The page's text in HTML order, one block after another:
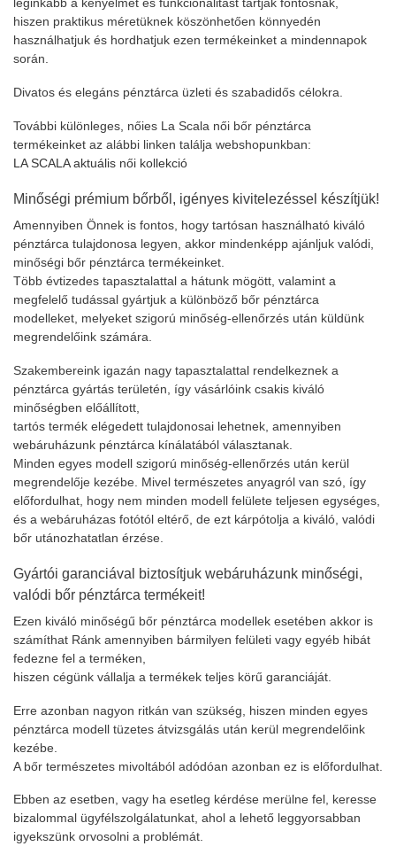
leginkább a kényelmet és funkcionalitást tartják fontosnak,
hiszen praktikus méretüknek köszönhetően könnyedén
használhatjuk és hordhatjuk ezen termékeinket a mindennapok
során.
Divatos és elegáns pénztárca üzleti és szabadidős célokra.
További különleges, nőies La Scala női bőr pénztárca
termékeinket az alábbi linken találja webshopunkban:
LA SCALA aktuális női kollekció
Minőségi prémium bőrből, igényes kivitelezéssel készítjük!
Amennyiben Önnek is fontos, hogy tartósan használható kiváló
pénztárca tulajdonosa legyen, akkor mindenképp ajánljuk valódi,
minőségi bőr pénztárca termékeinket.
Több évtizedes tapasztalattal a hátunk mögött, valamint a
megfelelő tudással gyártjuk a különböző bőr pénztárca
modelleket, melyeket szigorú minőség-ellenőrzés után küldünk
megrendelőink számára.
Szakembereink igazán nagy tapasztalattal rendelkeznek a
pénztárca gyártás területén, így vásárlóink csakis kiváló
minőségben előállított,
tartós termék elégedett tulajdonosai lehetnek, amennyiben
webáruházunk pénztárca kínálatából választanak.
Minden egyes modell szigorú minőség-ellenőrzés után kerül
megrendelője kezébe. Mivel természetes anyagról van szó, így
előfordulhat, hogy nem minden modell felülete teljesen egységes,
és a webáruházas fotótól eltérő, de ezt kárpótolja a kiváló, valódi
bőr utánozhatatlan érzése.
Gyártói garanciával biztosítjuk webáruházunk minőségi,
valódi bőr pénztárca termékeit!
Ezen kiváló minőségű bőr pénztárca modellek esetében akkor is
számíthat Ránk amennyiben bármilyen felületi vagy egyéb hibát
fedezne fel a terméken,
hiszen cégünk vállalja a termékek teljes körű garanciáját.
Erre azonban nagyon ritkán van szükség, hiszen minden egyes
pénztárca modell tüzetes átvizsgálás után kerül megrendelőink
kezébe.
A bőr természetes mivoltából adódóan azonban ez is előfordulhat.
Ebben az esetben, vagy ha esetleg kérdése merülne fel, keresse
bizalommal ügyfélszolgálatunkat, ahol a lehető leggyorsabban
igyekszünk orvosolni a problémát.